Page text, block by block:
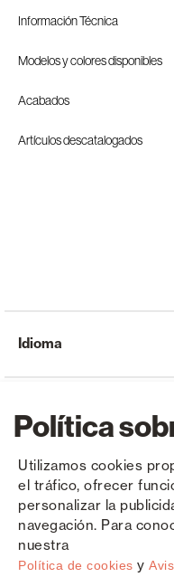
Política
Utilizamos cookies
el tráfico, ofrecer
personalizar la
navegación. Para
nuestra
Política de cookies y
Información Técnica
Modelos y colores disponibles
Acabados
Artículos descatalogados
Copyright © Saxun 2023 - 2026
Idioma